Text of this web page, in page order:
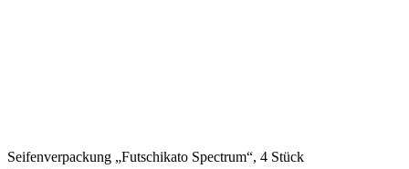
Seifenverpackung „Futschikato Spectrum“, 4 Stück